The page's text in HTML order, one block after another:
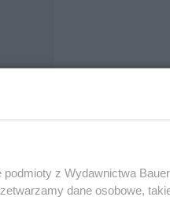
z Wydawnictwa
dane osobowe,